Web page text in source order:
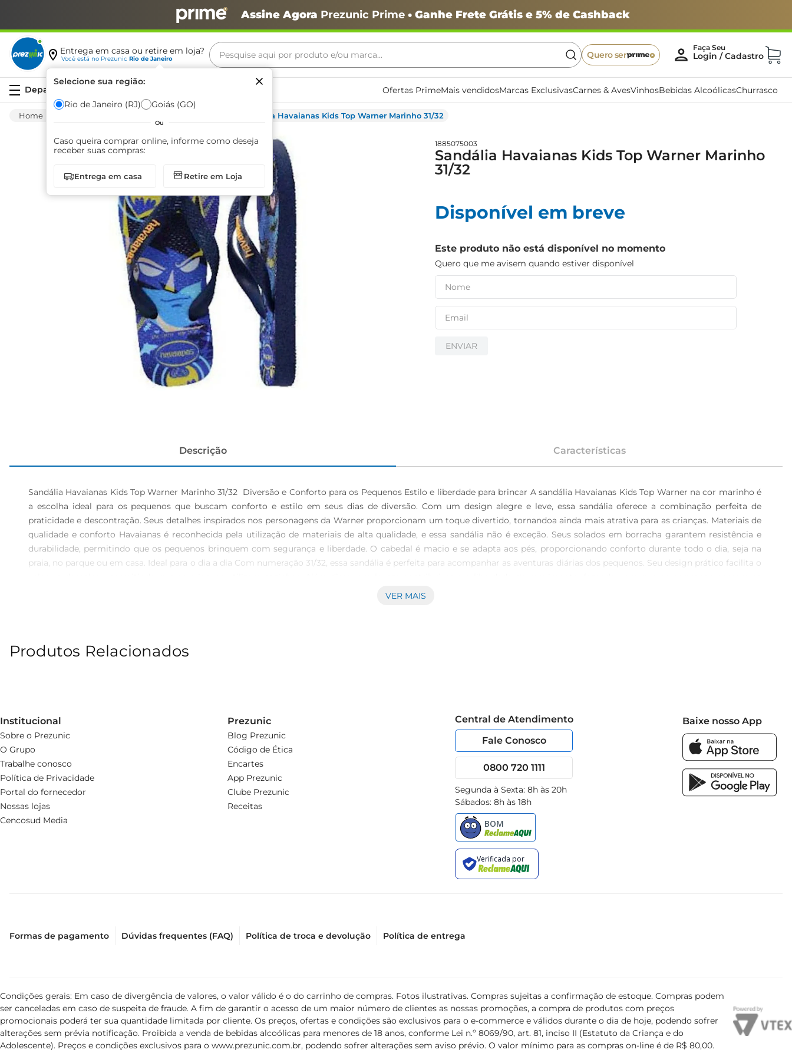
Assine Agora Prezunic Prime• Ganhe Frete Grátis e 5% de Cashback
Entrega em casa ou retire em loja?
Você está no Prezunic Rio de Janeiro
Selecione sua região:
Rio de Janeiro (RJ) Goiás (GO)
Ou
Caso queira comprar online, informe como deseja
receber suas compras:
Entrega em casa Retire em Loja
Pesquise aqui por produto e/ou marca...
Quero ser
Ofertas PrimeMais vendidosMarcas ExclusivasCarnes & AvesVinhosBebidas AlcoólicasChurrasco
Sandália Havaianas Kids Top Warner Marinho 31/32
1885075003
Sandália Havaianas Kids Top Warner Marinho
31/32
Disponível em breve
Este produto não está disponível no momento
Quero que me avisem quando estiver disponível
ENVIAR
Descrição Características
Sandália Havaianas Kids Top Warner Marinho 31/32  Diversão e Conforto para os Pequenos Estilo e liberdade para brincar A sandália Havaianas Kids Top Warner na cor marinho é
a escolha ideal para os pequenos que buscam conforto e estilo em seus dias de diversão. Com um design alegre e leve, essa sandália oferece a combinação perfeita de
praticidade e descontração. Seus detalhes inspirados nos personagens da Warner proporcionam um toque divertido, tornandoa ainda mais atrativa para as crianças. Materiais de
qualidade e conforto Havaianas é reconhecida pela utilização de materiais de alta qualidade, e essa sandália não é exceção. Seus solados em borracha garantem resistência e
durabilidade, permitindo que os pequenos brinquem com segurança e liberdade. O cabedal é macio e se adapta aos pés, proporcionando conforto durante todo o dia, seja na
praia, no parque ou em casa. Ideal para o dia a dia Com numeração 31/32, essa sandália é perfeita para acompanhar as aventuras diárias dos pequenos. Seu design prático facilita o
divertir sem restrições. Havaianas, um ícone de descontração Não é à toa que as Havaianas conquistaram o coração dos brasileiros e, agora, fazem sucesso também entre as
VER MAIS
Produtos Relacionados
Institucional
Sobre o Prezunic
O Grupo
Trabalhe conosco
Política de Privacidade
Portal do fornecedor
Nossas lojas
Cencosud Media
Prezunic
Blog Prezunic
Código de Ética
Encartes
App Prezunic
Clube Prezunic
Receitas
Central de Atendimento
Fale Conosco
0800 720 1111
Segunda à Sexta: 8h às 20h
Sábados: 8h às 18h
Baixe nosso App
Formas de pagamento Dúvidas frequentes (FAQ) Política de troca e devolução Política de entrega
Condições gerais: Em caso de divergência de valores, o valor válido é o do carrinho de compras. Fotos ilustrativas. Compras sujeitas a confirmação de estoque. Compras podem
ser canceladas em caso de suspeita de fraude. A fim de garantir o acesso de um maior número de clientes as nossas promoções, a compra de produtos com preços
promocionais poderá ter sua quantidade limitada por cliente. Os preços, ofertas e condições são exclusivos para o e-commerce e válidos durante o dia de hoje, podendo sofrer
alterações sem prévia notificação. Proibida a venda de bebidas alcoólicas para menores de 18 anos, conforme Lei n.º 8069/90, art. 81, inciso II (Estatuto da Criança e do
Adolescente). Preços e condições exclusivos para o www.prezunic.com.br, podendo sofrer alterações sem aviso prévio. O valor mínimo para as compras on-line é de R$ 80,00.
Termos mais buscados
café
arroz
azeite
biscoito
cerveja
iogurte
papel higiênico